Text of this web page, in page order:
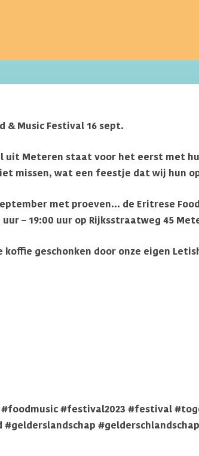
& Music Festival 16 sept.
uit Meteren staat voor het eerst met
missen, wat een feestje dat wij hun
met proeven… de Eritrese
– 19:00 uur op Rijksstraatweg 45
geschonken door onze eigen
#festival2023 #festival